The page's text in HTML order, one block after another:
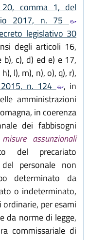
comma 1, del
2017, n. 75
legislativo 30
degli articoli 16,
c), d) ed e) e 17,
l), m), n), o), q), r),
n. 124
, in
amministrazioni
in coerenza
dei fabbisogni
assunzionali
del precariato
personale non
determinato da
o indeterminato,
per esami
da norme di legge,
commissariale di